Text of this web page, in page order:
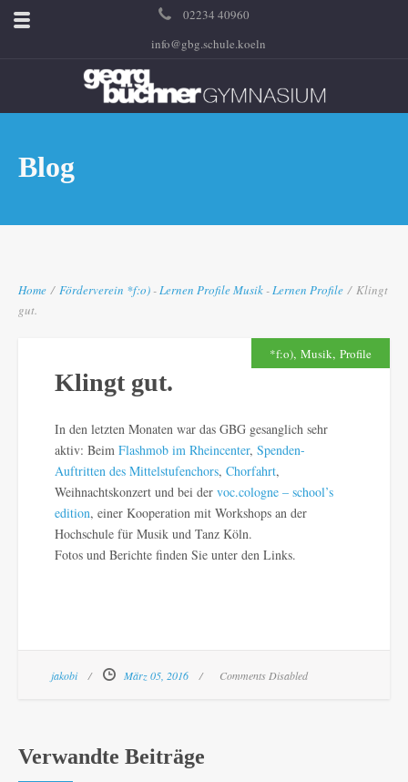
02234 40960
info@gbg.schule.koeln
Blog
Home / Förderverein *f:o) -Lernen ProfileMusik -Lernen Profile / Klingt
gut.
*f:o), Musik, Profile
Klingt gut.
In den letzten Monaten war das GBG gesanglich sehr
aktiv: Beim Flashmob im Rheincenter, Spenden-
Auftritten des Mittelstufenchors, Chorfahrt,
Weihnachtskonzert und bei der voc.cologne – school’s
edition, einer Kooperation mit Workshops an der
Hochschule für Musik und Tanz Köln.
Fotos und Berichte finden Sie unter den Links.
jakobi März 05, 2016 Comments Disabled
Verwandte Beiträge